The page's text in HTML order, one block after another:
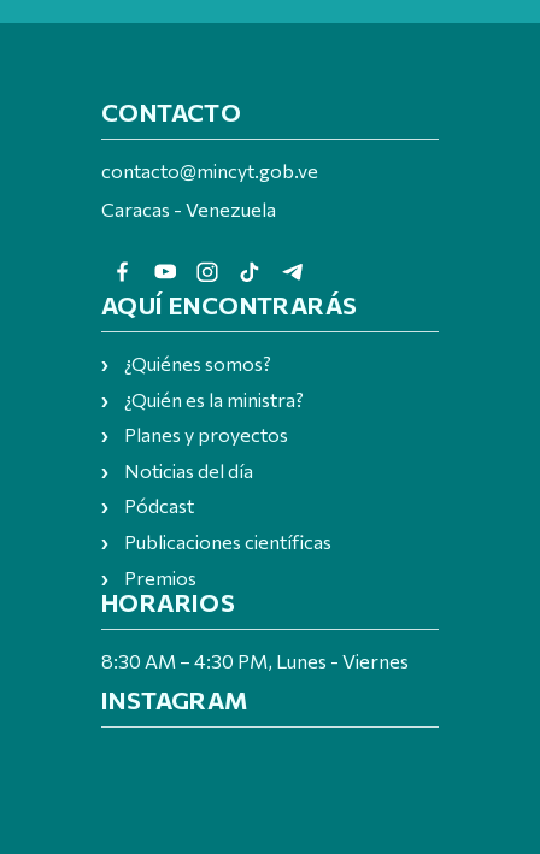
CONTACTO
contacto@mincyt.gob.ve
Caracas - Venezuela
AQUÍ ENCONTRARÁS
¿Quiénes somos?
¿Quién es la ministra?
Planes y proyectos
Noticias del día
Pódcast
Publicaciones científicas
Premios
HORARIOS
8:30 AM – 4:30 PM, Lunes - Viernes
INSTAGRAM